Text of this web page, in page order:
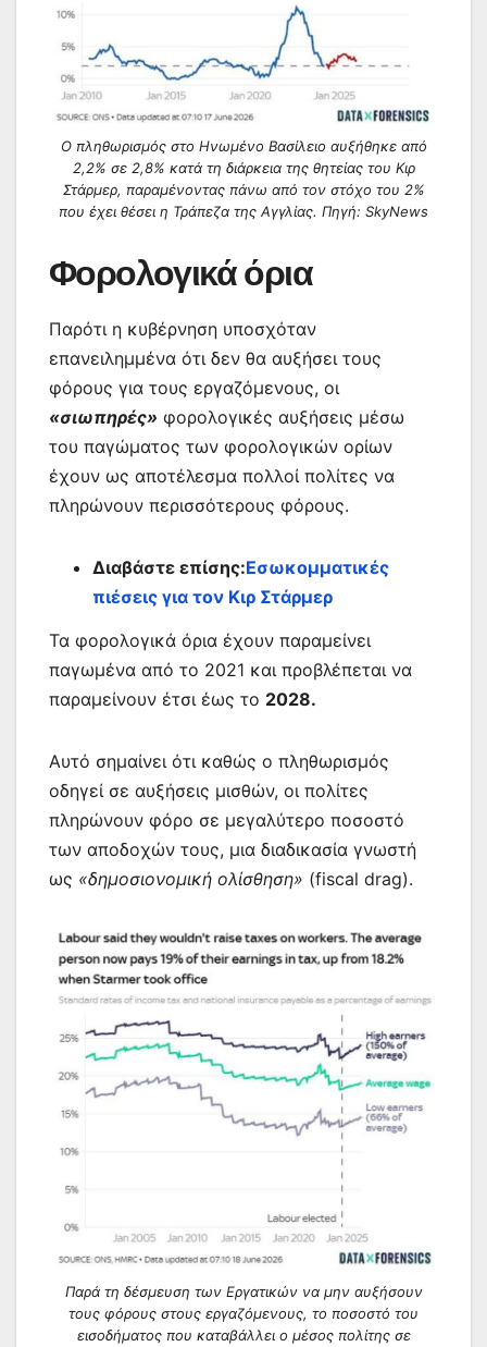
Ο πληθωρισμός στο Ηνωμένο Βασίλειο αυξήθηκε από
2,2% σε 2,8% κατά τη διάρκεια της θητείας του Κιρ
Στάρμερ, παραμένοντας πάνω από τον στόχο του 2%
που έχει θέσει η Τράπεζα της Αγγλίας. Πηγή: SkyNews
Φορολογικά όρια
Παρότι η κυβέρνηση υποσχόταν
επανειλημμένα ότι δεν θα αυξήσει τους
φόρους για τους εργαζόμενους, οι
«σιωπηρές» φορολογικές αυξήσεις μέσω
του παγώματος των φορολογικών ορίων
έχουν ως αποτέλεσμα πολλοί πολίτες να
πληρώνουν περισσότερους φόρους.
Διαβάστε επίσης:Εσωκομματικές
πιέσεις για τον Κιρ Στάρμερ
Τα φορολογικά όρια έχουν παραμείνει
παγωμένα από το 2021 και προβλέπεται να
παραμείνουν έτσι έως το 2028.
Αυτό σημαίνει ότι καθώς ο πληθωρισμός
οδηγεί σε αυξήσεις μισθών, οι πολίτες
πληρώνουν φόρο σε μεγαλύτερο ποσοστό
των αποδοχών τους, μια διαδικασία γνωστή
ως «δημοσιονομική ολίσθηση» (fiscal drag).
Παρά τη δέσμευση των Εργατικών να μην αυξήσουν
τους φόρους στους εργαζόμενους, το ποσοστό του
εισοδήματος που καταβάλλει ο μέσος πολίτης σε